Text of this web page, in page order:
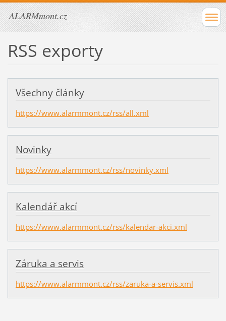
ALARMmont.cz
RSS exporty
Všechny články
https://www.alarmmont.cz/rss/all.xml
Novinky
https://www.alarmmont.cz/rss/novinky.xml
Kalendář akcí
https://www.alarmmont.cz/rss/kalendar-akci.xml
Záruka a servis
https://www.alarmmont.cz/rss/zaruka-a-servis.xml